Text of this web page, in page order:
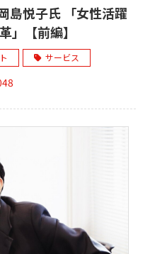
島悦子氏 「女性活躍
」【前編】
サービス